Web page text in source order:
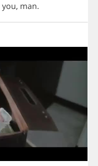
you, man.